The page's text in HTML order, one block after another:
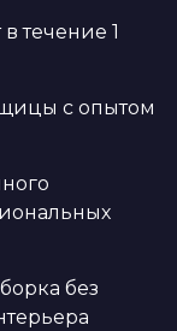
течение 1
с опытом
без